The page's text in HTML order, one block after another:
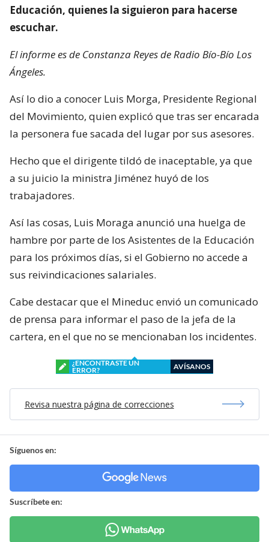
Educación, quienes la siguieron para hacerse
escuchar.
El informe es de Constanza Reyes de Radio Bío-Bío Los
Ángeles.
Así lo dio a conocer Luis Morga, Presidente Regional
del Movimiento, quien explicó que tras ser encarada
la personera fue sacada del lugar por sus asesores.
Hecho que el dirigente tildó de inaceptable, ya que
a su juicio la ministra Jiménez huyó de los
trabajadores.
Así las cosas, Luis Moraga anunció una huelga de
hambre por parte de los Asistentes de la Educación
para los próximos días, si el Gobierno no accede a
sus reivindicaciones salariales.
Cabe destacar que el Mineduc envió un comunicado
de prensa para informar el paso de la jefa de la
cartera, en el que no se mencionaban los incidentes.
¿ENCONTRASTE UN
ERROR?
AVÍSANOS
Revisa nuestra página de correcciones
Síguenos en:
Suscríbete en: